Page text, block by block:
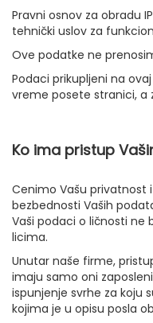
Pravni osnov za obradu
tehnički uslov za
Ove podatke ne
Podaci prikupljeni na
vreme posete stranici, a
Ko ima pristup
Cenimo Vašu privatnost
bezbednosti Vaših
Vaši podaci o ličnosti ne
licima.
Unutar naše firme,
imaju samo oni
ispunjenje svrhe za koju
kojima je u opisu posla